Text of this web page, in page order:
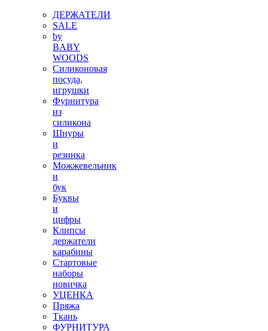
ДЕРЖАТЕЛИ
SALE
by
BABY
WOODS
Силиконовая
посуда,
игрушки
Фурнитура
из
силикона
Шнуры
и
резинка
Можжевельник
и
бук
Буквы
и
цифры
Клипсы
держатели
карабины
Стартовые
наборы
новичка
УЦЕНКА
Пряжа
Ткань
ФУРНИТУРА